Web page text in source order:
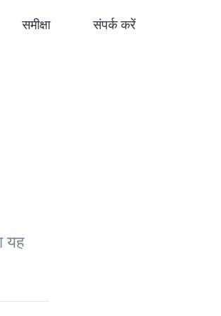
समीक्षा संपर्क करें
यह